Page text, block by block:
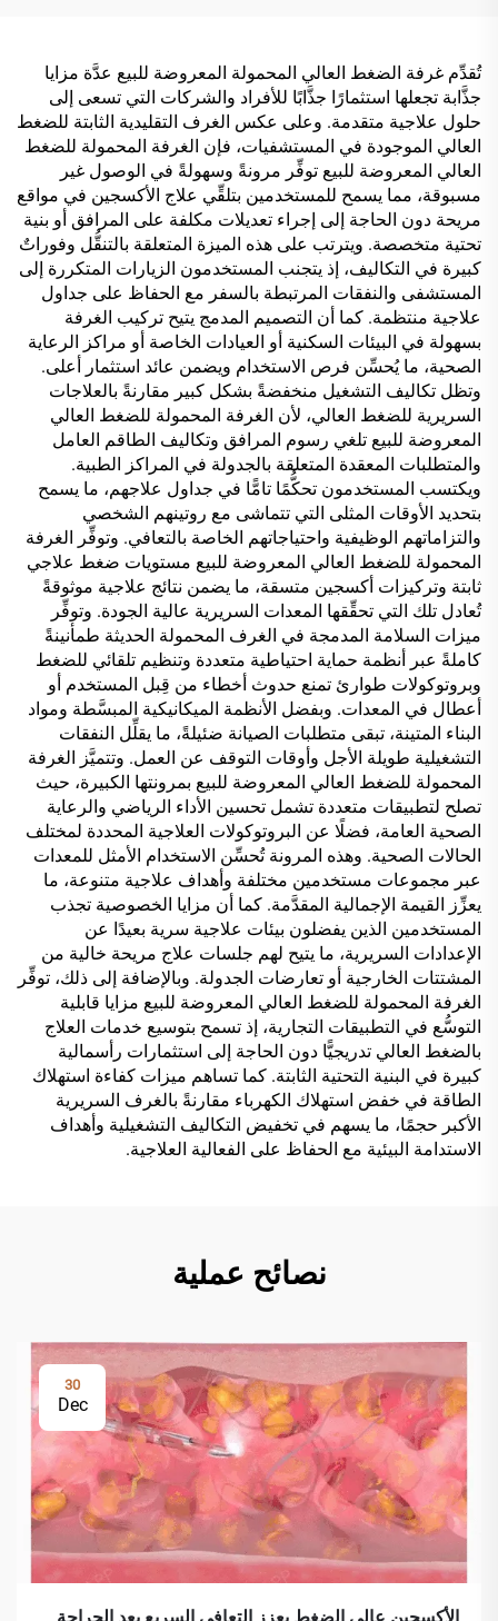
تُقدِّم غرفة الضغط العالي المحمولة المعروضة للبيع عدَّة مزايا
جذَّابة تجعلها استثمارًا جذَّابًا للأفراد والشركات التي تسعى إلى
حلول علاجية متقدمة. وعلى عكس الغرف التقليدية الثابتة للضغط
العالي الموجودة في المستشفيات، فإن الغرفة المحمولة للضغط
العالي المعروضة للبيع توفِّر مرونةً وسهولةً في الوصول غير
مسبوقة، مما يسمح للمستخدمين بتلقِّي علاج الأكسجين في مواقع
مريحة دون الحاجة إلى إجراء تعديلات مكلفة على المرافق أو بنية
تحتية متخصصة. ويترتب على هذه الميزة المتعلقة بالتنقُّل وفوراتٌ
كبيرة في التكاليف، إذ يتجنب المستخدمون الزيارات المتكررة إلى
المستشفى والنفقات المرتبطة بالسفر مع الحفاظ على جداول
علاجية منتظمة. كما أن التصميم المدمج يتيح تركيب الغرفة
بسهولة في البيئات السكنية أو العيادات الخاصة أو مراكز الرعاية
الصحية، ما يُحسِّن فرص الاستخدام ويضمن عائد استثمار أعلى.
وتظل تكاليف التشغيل منخفضةً بشكل كبير مقارنةً بالعلاجات
السريرية للضغط العالي، لأن الغرفة المحمولة للضغط العالي
المعروضة للبيع تلغي رسوم المرافق وتكاليف الطاقم العامل
والمتطلبات المعقدة المتعلقة بالجدولة في المراكز الطبية.
ويكتسب المستخدمون تحكُّمًا تامًّا في جداول علاجهم، ما يسمح
بتحديد الأوقات المثلى التي تتماشى مع روتينهم الشخصي
والتزاماتهم الوظيفية واحتياجاتهم الخاصة بالتعافي. وتوفِّر الغرفة
المحمولة للضغط العالي المعروضة للبيع مستويات ضغط علاجي
ثابتة وتركيزات أكسجين متسقة، ما يضمن نتائج علاجية موثوقةً
تُعادل تلك التي تحقِّقها المعدات السريرية عالية الجودة. وتوفِّر
ميزات السلامة المدمجة في الغرف المحمولة الحديثة طمأنينةً
كاملةً عبر أنظمة حماية احتياطية متعددة وتنظيم تلقائي للضغط
وبروتوكولات طوارئ تمنع حدوث أخطاء من قِبل المستخدم أو
أعطال في المعدات. وبفضل الأنظمة الميكانيكية المبسَّطة ومواد
البناء المتينة، تبقى متطلبات الصيانة ضئيلةً، ما يقلِّل النفقات
التشغيلية طويلة الأجل وأوقات التوقف عن العمل. وتتميَّز الغرفة
المحمولة للضغط العالي المعروضة للبيع بمرونتها الكبيرة، حيث
تصلح لتطبيقات متعددة تشمل تحسين الأداء الرياضي والرعاية
الصحية العامة، فضلًا عن البروتوكولات العلاجية المحددة لمختلف
الحالات الصحية. وهذه المرونة تُحسِّن الاستخدام الأمثل للمعدات
عبر مجموعات مستخدمين مختلفة وأهداف علاجية متنوعة، ما
يعزِّز القيمة الإجمالية المقدَّمة. كما أن مزايا الخصوصية تجذب
المستخدمين الذين يفضلون بيئات علاجية سرية بعيدًا عن
الإعدادات السريرية، ما يتيح لهم جلسات علاج مريحة خالية من
المشتتات الخارجية أو تعارضات الجدولة. وبالإضافة إلى ذلك، توفِّر
الغرفة المحمولة للضغط العالي المعروضة للبيع مزايا قابلية
التوسُّع في التطبيقات التجارية، إذ تسمح بتوسيع خدمات العلاج
بالضغط العالي تدريجيًّا دون الحاجة إلى استثمارات رأسمالية
كبيرة في البنية التحتية الثابتة. كما تساهم ميزات كفاءة استهلاك
الطاقة في خفض استهلاك الكهرباء مقارنةً بالغرف السريرية
الأكبر حجمًا، ما يسهم في تخفيض التكاليف التشغيلية وأهداف
الاستدامة البيئية مع الحفاظ على الفعالية العلاجية.
نصائح عملية
30
Dec